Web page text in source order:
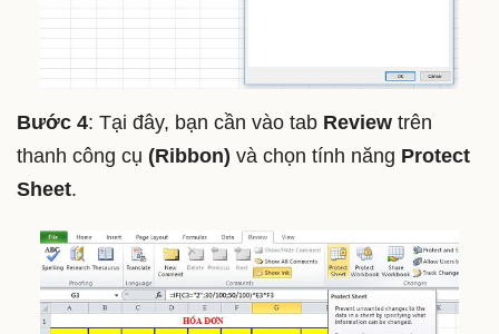
Bước 4: Tại đây, bạn cần vào tab Review trên
thanh công cụ (Ribbon) và chọn tính năng Protect
Sheet.